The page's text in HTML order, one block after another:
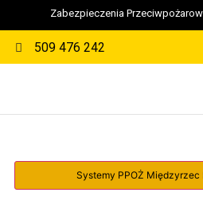
Zabezpieczenia
509 476 242